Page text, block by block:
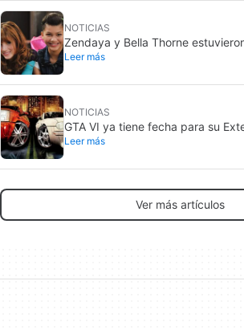
NOTICIAS
Zendaya y Bella Thorne
enfrentarse cuando eran actrices
Leer más
NOTICIAS
GTA VI ya tiene fecha para su
estrena en Netflix
Leer más
Ver más artículos